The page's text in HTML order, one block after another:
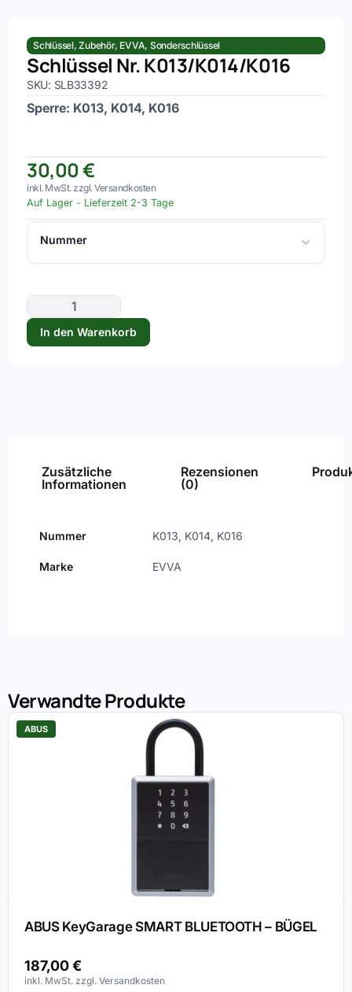
Schlüssel,Zubehör, EVVA, Sonderschlüssel
Schlüssel Nr. K013/K014/K016
SKU: SLB33392
Sperre: K013, K014, K016
30,00€
inkl. MwSt. zzgl. Versandkosten
Auf Lager - Lieferzeit 2-3 Tage
Nummer
K014
In den Warenkorb
Zusätzliche
Informationen
Rezensionen
(0)
Nummer K013, K014, K016
Marke EVVA
Verwandte Produkte
ABUS
ABUS KeyGarage SMART BLUETOOTH – BÜGEL
187,00€
inkl. MwSt. zzgl. Versandkosten